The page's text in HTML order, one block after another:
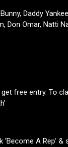
Daddy
Don Omar, Natti
free entry. To
A Rep’ &